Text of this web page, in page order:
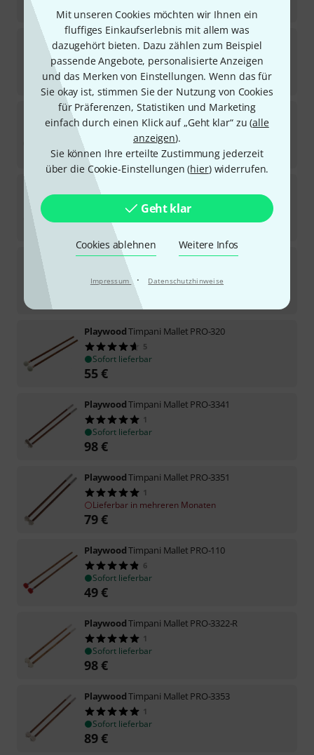
Mit unseren Cookies möchten wir Ihnen ein
fluffiges Einkaufserlebnis mit allem was
dazugehört bieten. Dazu zählen zum Beispiel
passende Angebote, personalisierte Anzeigen
und das Merken von Einstellungen. Wenn das für
Sie okay ist, stimmen Sie der Nutzung von Cookies
für Präferenzen, Statistiken und Marketing
einfach durch einen Klick auf „Geht klar“ zu (alle
anzeigen).
Sie können Ihre erteilte Zustimmung jederzeit
über die Cookie-Einstellungen (hier) widerrufen.
Geht klar
Cookies ablehnen Weitere Infos
Impressum · Datenschutzhinweise
Playwood Timpani Mallet PRO-3115
Sofort lieferbar
75 €
PlaywoodTimpani Mallet PRO-3117
2
Sofort lieferbar
79 €
Playwood
Sofort lieferbar
59€
PlaywoodTimpani Mallet PRO-3342
Sofort lieferbar
PlaywoodTimpani Mallet PRO-320
5
Sofort lieferbar
55€
PlaywoodTimpani Mallet PRO-3341
1
Sofort lieferbar
98€
PlaywoodTimpani Mallet PRO-3351
1
Lieferbar in mehreren Monaten
79€
PlaywoodTimpani Mallet PRO-110
6
Sofort lieferbar
49€
PlaywoodTimpani Mallet PRO-3322-R
1
Sofort lieferbar
98€
PlaywoodTimpani Mallet PRO-3353
1
Sofort lieferbar
89€